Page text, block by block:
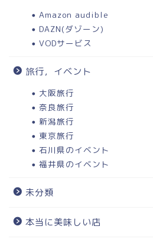
Amazon audible
DAZN(ダゾーン)
VODサービス
旅行，イベント
大阪旅行
奈良旅行
新潟旅行
東京旅行
石川県のイベント
福井県のイベント
未分類
本当に美味しい店